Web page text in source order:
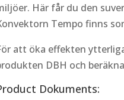
Här får du den
Tempo finns
att öka effekten
DBH och
Dokuments: